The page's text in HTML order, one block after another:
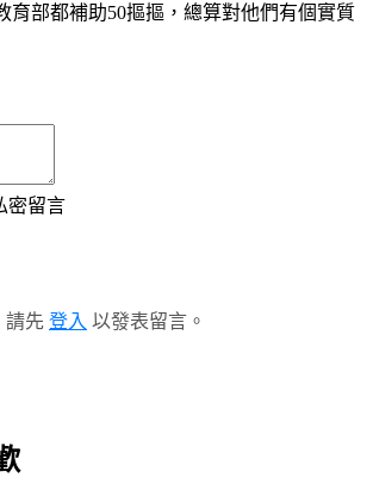
育部都補助50摳摳，總算對他們有個實質
密留言
請先 登入 以發表留言。